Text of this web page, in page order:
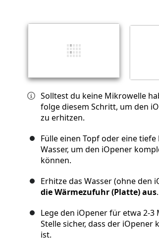
Solltest du keine Mikrowelle
folge diesem Schritt, um den
zu erhitzen.
Fülle einen Topf oder eine
Wasser, um den iOpener
können.
Erhitze das Wasser (ohne den
die Wärmezufuhr (Platte) aus.
Lege den iOpener für etwa 2-3
Stelle sicher, dass der
ist.